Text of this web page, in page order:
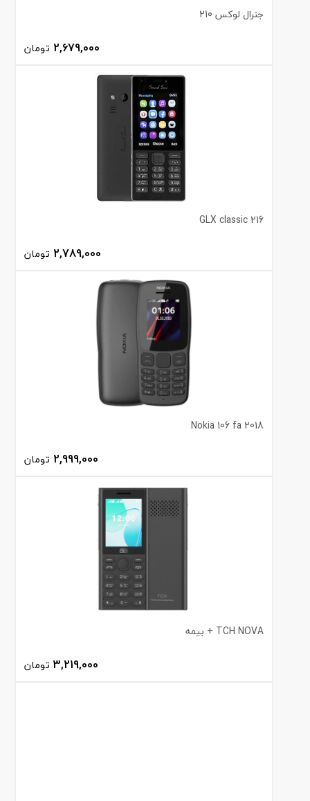
جنرال لوکس 210
2,679,000 تومان
GLX classic 216
2,789,000 تومان
Nokia 106 fa 2018
2,999,000 تومان
TCH NOVA + بیمه
3,219,000 تومان